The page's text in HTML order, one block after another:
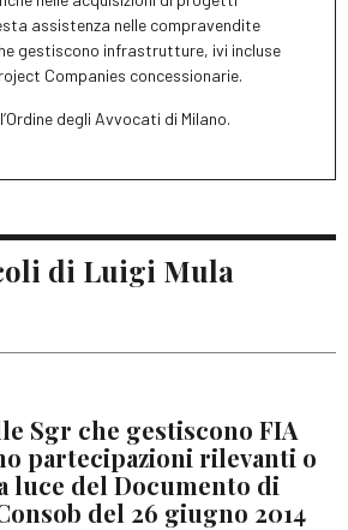
assistenza nelle compravendite
gestiscono infrastrutture, ivi incluse
Companies concessionarie.
degli Avvocati di Milano.
di Luigi Mula
Sgr che gestiscono FIA
partecipazioni rilevanti o
luce del Documento di
del 26 giugno 2014